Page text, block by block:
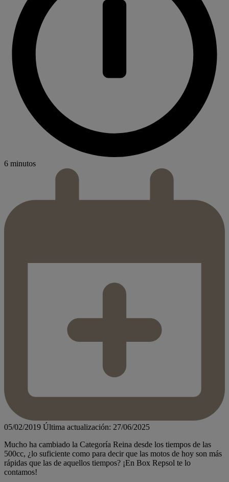
6 minutos
05/02/2019 Última actualización: 27/06/2025
Mucho ha cambiado la Categoría Reina desde los tiempos de las
500cc, ¿lo suficiente como para decir que las motos de hoy son más
rápidas que las de aquellos tiempos? ¡En Box Repsol te lo
contamos!